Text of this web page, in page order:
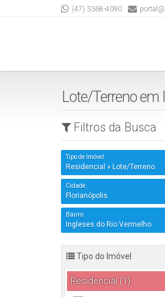
(47) 3368-4090
Lote/Terreno em
Filtros da Busca
Tipo de Imóvel:
Residencial » Lote/Terreno
Cidade:
Florianópolis
Bairro:
Ingleses do Rio Vermelho
Tipo do Imóvel
Residencial (1)